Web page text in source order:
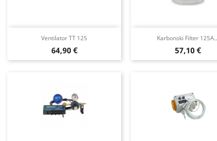
Ventilator TT 125
Cena
64,90 €
Karbonski Filter
Cena
57,10 €